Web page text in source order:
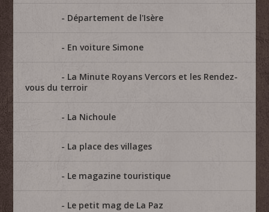
Département de l'Isère
En voiture Simone
La Minute Royans Vercors et les Rendez-
vous du terroir
La Nichoule
La place des villages
Le magazine touristique
Le petit mag de La Paz